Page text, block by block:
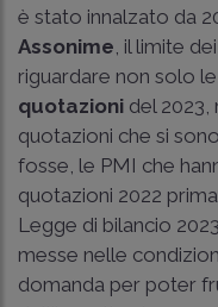
è stato innalzato da
Assonime , il limite
riguardare non solo le
quotazioni del 2023,
quotazioni che si
fosse, le PMI che
quotazioni 2022
Legge di bilancio
messe nelle
domanda per poter